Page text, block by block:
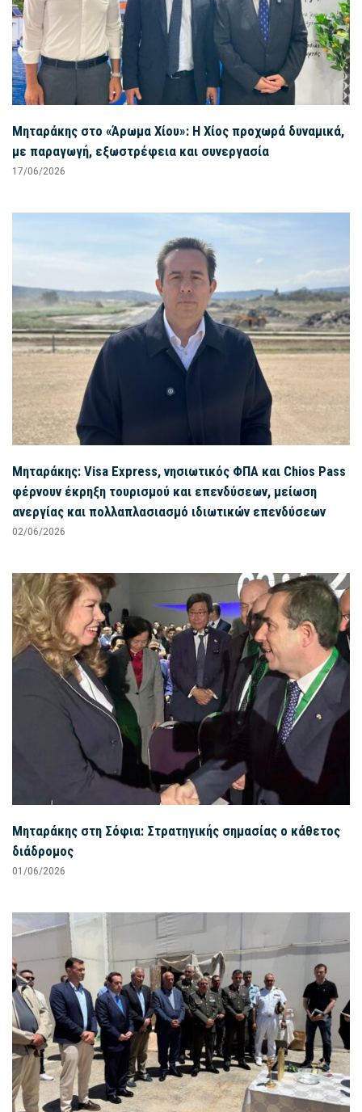
Μηταράκης στο «Άρωμα Χίου»: Η Χίος προχωρά δυναμικά,
με παραγωγή, εξωστρέφεια και συνεργασία
17/06/2026
Μηταράκης: Visa Express, νησιωτικός ΦΠΑ και Chios Pass
φέρνουν έκρηξη τουρισμού και επενδύσεων, μείωση
ανεργίας και πολλαπλασιασμό ιδιωτικών επενδύσεων
02/06/2026
Μηταράκης στη Σόφια: Στρατηγικής σημασίας ο κάθετος
διάδρομος
01/06/2026